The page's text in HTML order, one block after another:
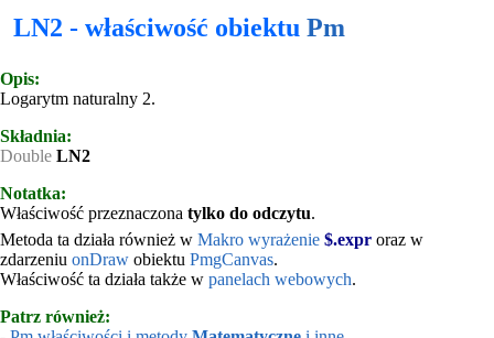
LN2 - właściwość obiektu Pm
Opis:
Logarytm naturalny 2.
Składnia:
Double LN2
Notatka:
Właściwość przeznaczona tylko do odczytu.
Metoda ta działa również w Makro wyrażenie $.expr oraz w
zdarzeniu onDraw obiektu PmgCanvas.
Właściwość ta działa także w panelach webowych.
Patrz również: